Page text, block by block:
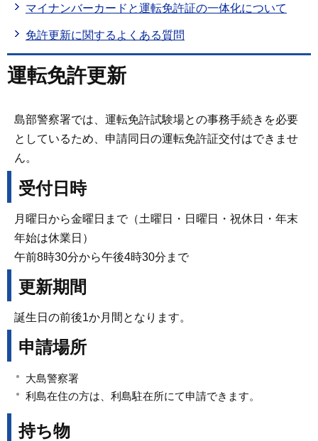
マイナンバーカードと運転免許証の一体化について
免許更新に関するよくある質問
運転免許更新
島部警察署では、運転免許試験場との事務手続きを必要
としているため、申請同日の運転免許証交付はできませ
ん。
受付日時
月曜日から金曜日まで（土曜日・日曜日・祝休日・年末
年始は休業日）
午前8時30分から午後4時30分まで
更新期間
誕生日の前後1か月間となります。
申請場所
大島警察署
利島在住の方は、利島駐在所にて申請できます。
持ち物